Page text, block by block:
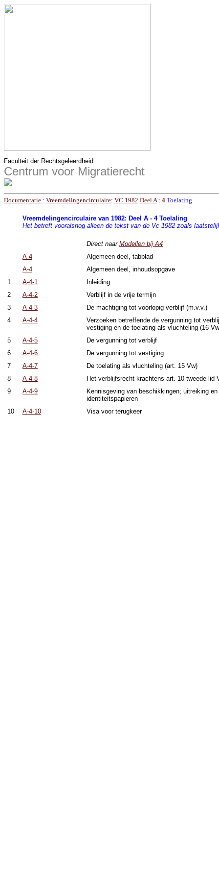
Faculteit der Rechtsgeleerdheid
Centrum voor Migratierecht
Documentatie : Vreemdelingencirculaire: VC 1982 Deel A: 4 Toelating
Vreemdelingencirculaire van 1982: Deel A - 4 Toelaling
Het betreft vooralsnog alleen de tekst van de Vc 1982 zoals
Direct naar Modellen bij A4
A-4
Algemeen deel, tabblad
A-4
Algemeen deel, inhoudsopgave
1
A-4-1
Inleiding
2
A-4-2
Verblijf in de vrije termijn
3
A-4-3
De machtiging tot voorlopig verblijf (m.v.v.)
4
A-4-4
Verzoeken betreffende de vergunning tot
vestiging en de toelating als vluchteling (16
5
A-4-5
De vergunning tot verblijf
6
A-4-6
De vergunning tot vestiging
7
A-4-7
De toelating als vluchteling (art. 15 Vw)
8
A-4-8
Het verblijfsrecht krachtens art. 10 tweede lid
9
A-4-9
Kennisgeving van beschikkingen; uitreiking
identiteitspapieren
10
A-4-10 Visa voor terugkeer